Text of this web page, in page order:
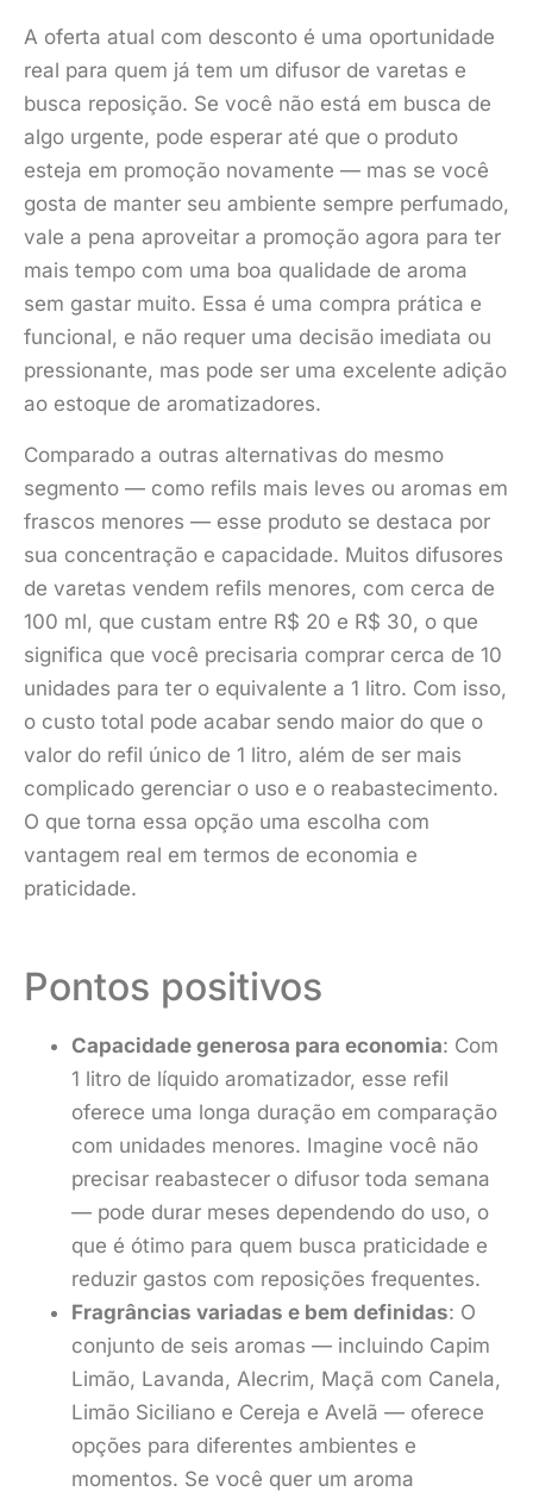
A oferta atual com desconto é uma oportunidade
real para quem já tem um difusor de varetas e
busca reposição. Se você não está em busca de
algo urgente, pode esperar até que o produto
esteja em promoção novamente — mas se você
gosta de manter seu ambiente sempre perfumado,
vale a pena aproveitar a promoção agora para ter
mais tempo com uma boa qualidade de aroma
sem gastar muito. Essa é uma compra prática e
funcional, e não requer uma decisão imediata ou
pressionante, mas pode ser uma excelente adição
ao estoque de aromatizadores.
Comparado a outras alternativas do mesmo
segmento — como refils mais leves ou aromas em
frascos menores — esse produto se destaca por
sua concentração e capacidade. Muitos difusores
de varetas vendem refils menores, com cerca de
100 ml, que custam entre R$ 20 e R$ 30, o que
significa que você precisaria comprar cerca de 10
unidades para ter o equivalente a 1 litro. Com isso,
o custo total pode acabar sendo maior do que o
valor do refil único de 1 litro, além de ser mais
complicado gerenciar o uso e o reabastecimento.
O que torna essa opção uma escolha com
vantagem real em termos de economia e
praticidade.
Pontos positivos
Capacidade generosa para economia: Com
1 litro de líquido aromatizador, esse refil
oferece uma longa duração em comparação
com unidades menores. Imagine você não
precisar reabastecer o difusor toda semana
— pode durar meses dependendo do uso, o
que é ótimo para quem busca praticidade e
reduzir gastos com reposições frequentes.
Fragrâncias variadas e bem definidas: O
conjunto de seis aromas — incluindo Capim
Limão, Lavanda, Alecrim, Maçã com Canela,
Limão Siciliano e Cereja e Avelã — oferece
opções para diferentes ambientes e
momentos. Se você quer um aroma